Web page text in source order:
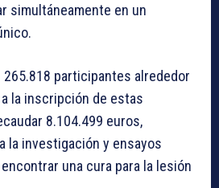
simultáneamente en un
265.818 participantes alrededor
la inscripción de estas
8.104.499 euros,
la investigación y ensayos
una cura para la lesión